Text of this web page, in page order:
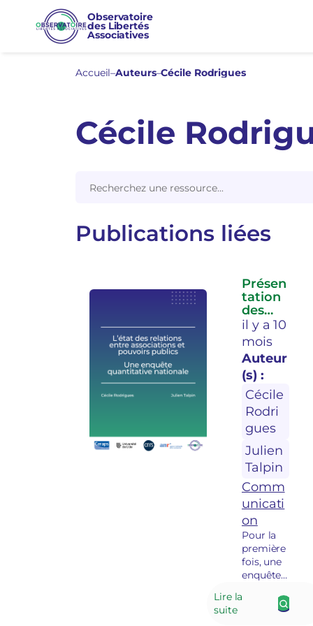
Observatoire
des Libertés
Associatives
Accueil–Auteurs–Cécile Rodrigues
Cécile
for:
Publications liées
Présen
tation
des
résulta
ts de la
premiè
re
enquêt
e
nation
ale sur
les
relatio
ns
entre
associa
tions
et
pouvoi
rs
publics
il y a 10
mois
Auteur
(s) :
Cécile
Rodri
gues
Julien
Talpin
Comm
unicati
on
Pour la
première
fois, une
enquête
nationale
Lire la
suite